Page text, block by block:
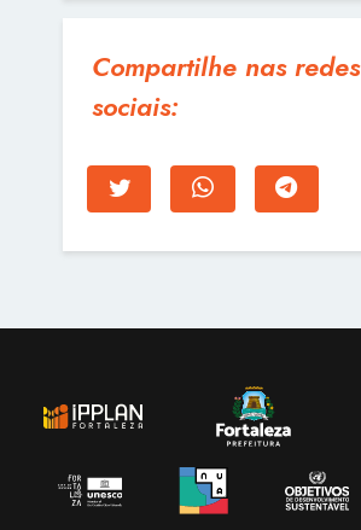
Compartilhe nas redes
sociais: